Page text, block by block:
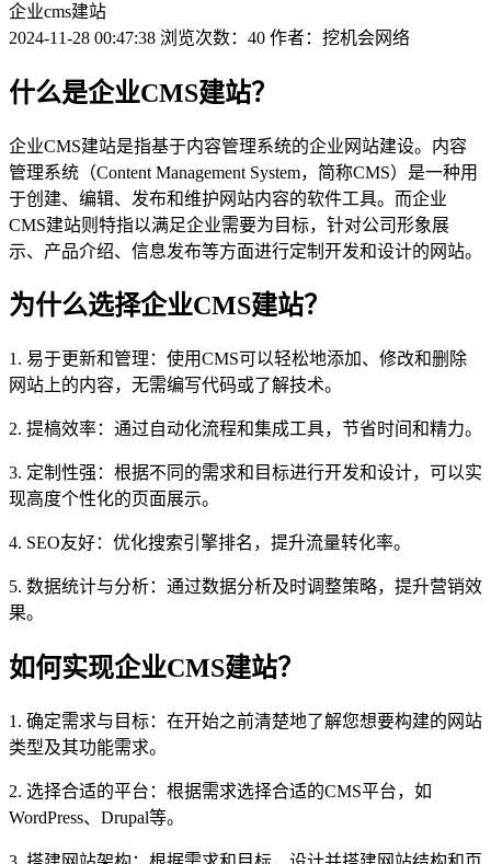
企业cms建站
2024-11-28 00:47:38 浏览次数：40 作者：挖机会网络
什么是企业CMS建站？
企业CMS建站是指基于内容管理系统的企业网站建设。内容
管理系统（Content Management System，简称CMS）是一种用
于创建、编辑、发布和维护网站内容的软件工具。而企业
CMS建站则特指以满足企业需要为目标，针对公司形象展
示、产品介绍、信息发布等方面进行定制开发和设计的网站。
为什么选择企业CMS建站？
1. 易于更新和管理：使用CMS可以轻松地添加、修改和删除
网站上的内容，无需编写代码或了解技术。
2. 提槁效率：通过自动化流程和集成工具，节省时间和精力。
3. 定制性强：根据不同的需求和目标进行开发和设计，可以实
现高度个性化的页面展示。
4. SEO友好：优化搜索引擎排名，提升流量转化率。
5. 数据统计与分析：通过数据分析及时调整策略，提升营销效
果。
如何实现企业CMS建站？
1. 确定需求与目标：在开始之前清楚地了解您想要构建的网站
类型及其功能需求。
2. 选择合适的平台：根据需求选择合适的CMS平台，如
WordPress、Drupal等。